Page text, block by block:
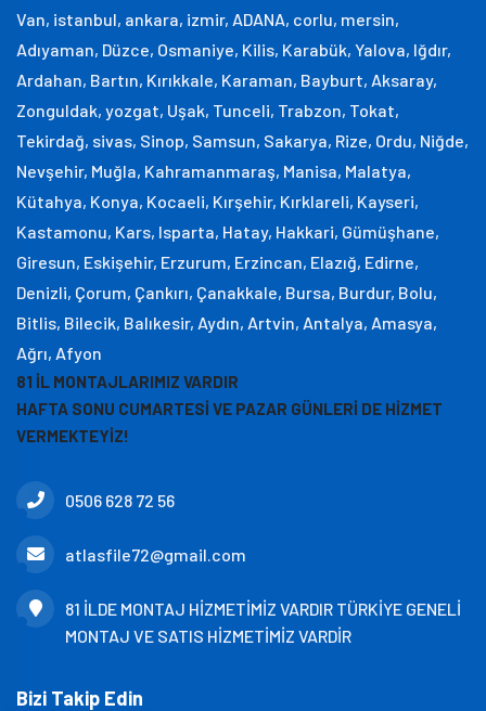
Van, istanbul, ankara, izmir, ADANA, corlu, mersin,
Adıyaman, Düzce, Osmaniye, Kilis, Karabük, Yalova, Iğdır,
Ardahan, Bartın, Kırıkkale, Karaman, Bayburt, Aksaray,
Zonguldak, yozgat, Uşak, Tunceli, Trabzon, Tokat,
Tekirdağ, sivas, Sinop, Samsun, Sakarya, Rize, Ordu, Niğde,
Nevşehir, Muğla, Kahramanmaraş, Manisa, Malatya,
Kütahya, Konya, Kocaeli, Kırşehir, Kırklareli, Kayseri,
Kastamonu, Kars, Isparta, Hatay, Hakkari, Gümüşhane,
Giresun, Eskişehir, Erzurum, Erzincan, Elazığ, Edirne,
Denizli, Çorum, Çankırı, Çanakkale, Bursa, Burdur, Bolu,
Bitlis, Bilecik, Balıkesir, Aydın, Artvin, Antalya, Amasya,
Ağrı, Afyon
81 İL MONTAJLARIMIZ VARDIR
HAFTA SONU CUMARTESİ VE PAZAR GÜNLERİ DE HİZMET
VERMEKTEYİZ!
0506 628 72 56
atlasfile72@gmail.com
81 İLDE MONTAJ HİZMETİMİZ VARDIR TÜRKİYE GENELİ
MONTAJ VE SATIS HİZMETİMİZ VARDİR
Bizi Takip Edin